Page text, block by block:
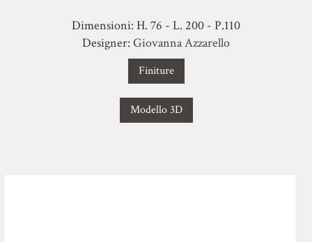
Dimensioni: H. 76 - L. 200 - P.110
Designer: Giovanna Azzarello
Finiture
Modello 3D